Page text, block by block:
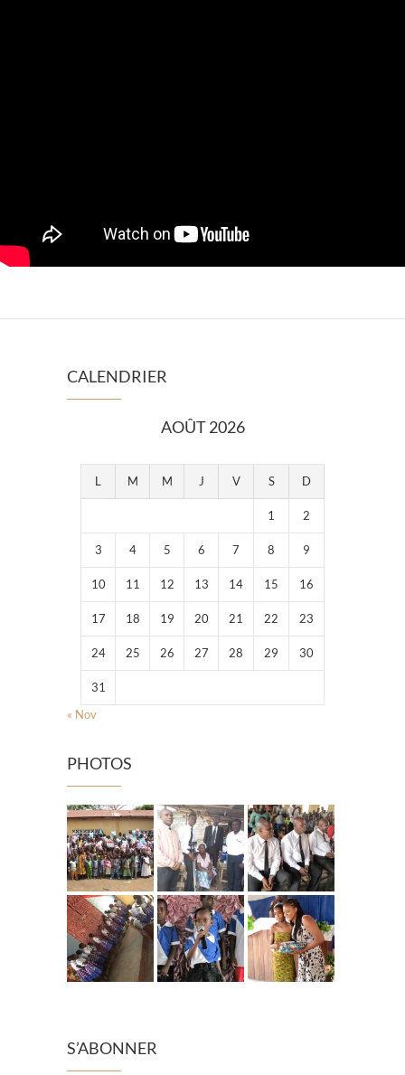
CALENDRIER
AOÛT 2026
L M M J V S D
1 2
3 4 5 6 7 8 9
10 11 12 13 14 15 16
17 18 19 20 21 22 23
24 25 26 27 28 29 30
31
« Nov
PHOTOS
S’ABONNER